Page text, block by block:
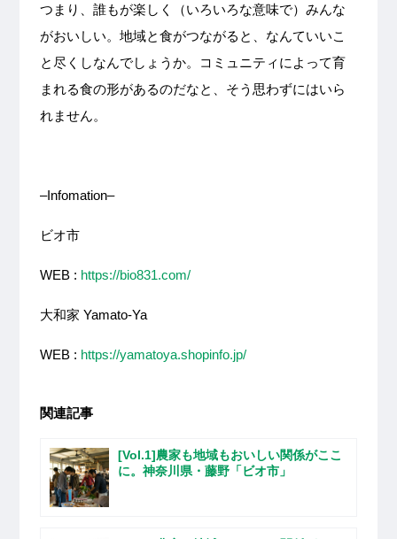
つまり、誰もが楽しく（いろいろな意味で）みんな
がおいしい。地域と食がつながると、なんていいこ
と尽くしなんでしょうか。コミュニティによって育
まれる食の形があるのだなと、そう思わずにはいら
れません。
–Infomation–
ビオ市
WEB : https://bio831.com/
大和家 Yamato-Ya
WEB : https://yamatoya.shopinfo.jp/
関連記事
[Vol.1]農家も地域もおいしい関係がここ
に。神奈川県・藤野「ビオ市」